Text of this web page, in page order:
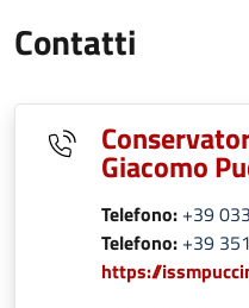
Contatti
Giacomo
Telefono: +39
Telefono: +39
https://